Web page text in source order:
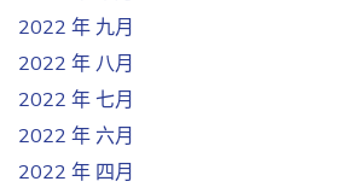
2022 年 九月
2022 年 八月
2022 年 七月
2022 年 六月
2022 年 四月